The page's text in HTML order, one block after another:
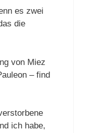
es zwei
die
von Miez
– find
ich habe,